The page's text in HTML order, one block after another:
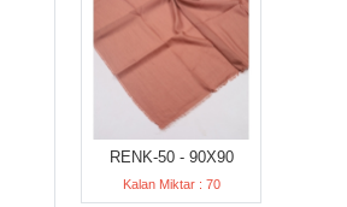
RENK-50 - 90X90
Kalan Miktar : 70